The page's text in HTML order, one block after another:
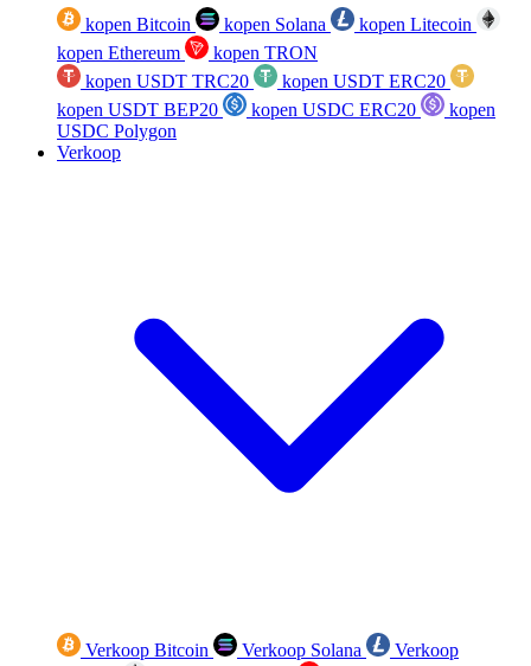
kopen Bitcoin kopen Solana
kopen Litecoin
kopen Ethereum
kopen TRON
kopen USDT TRC20
kopen USDT ERC20
kopen USDT BEP20
kopen USDC ERC20
kopen
USDC Polygon
Verkoop
Verkoop Bitcoin Verkoop Solana
Verkoop